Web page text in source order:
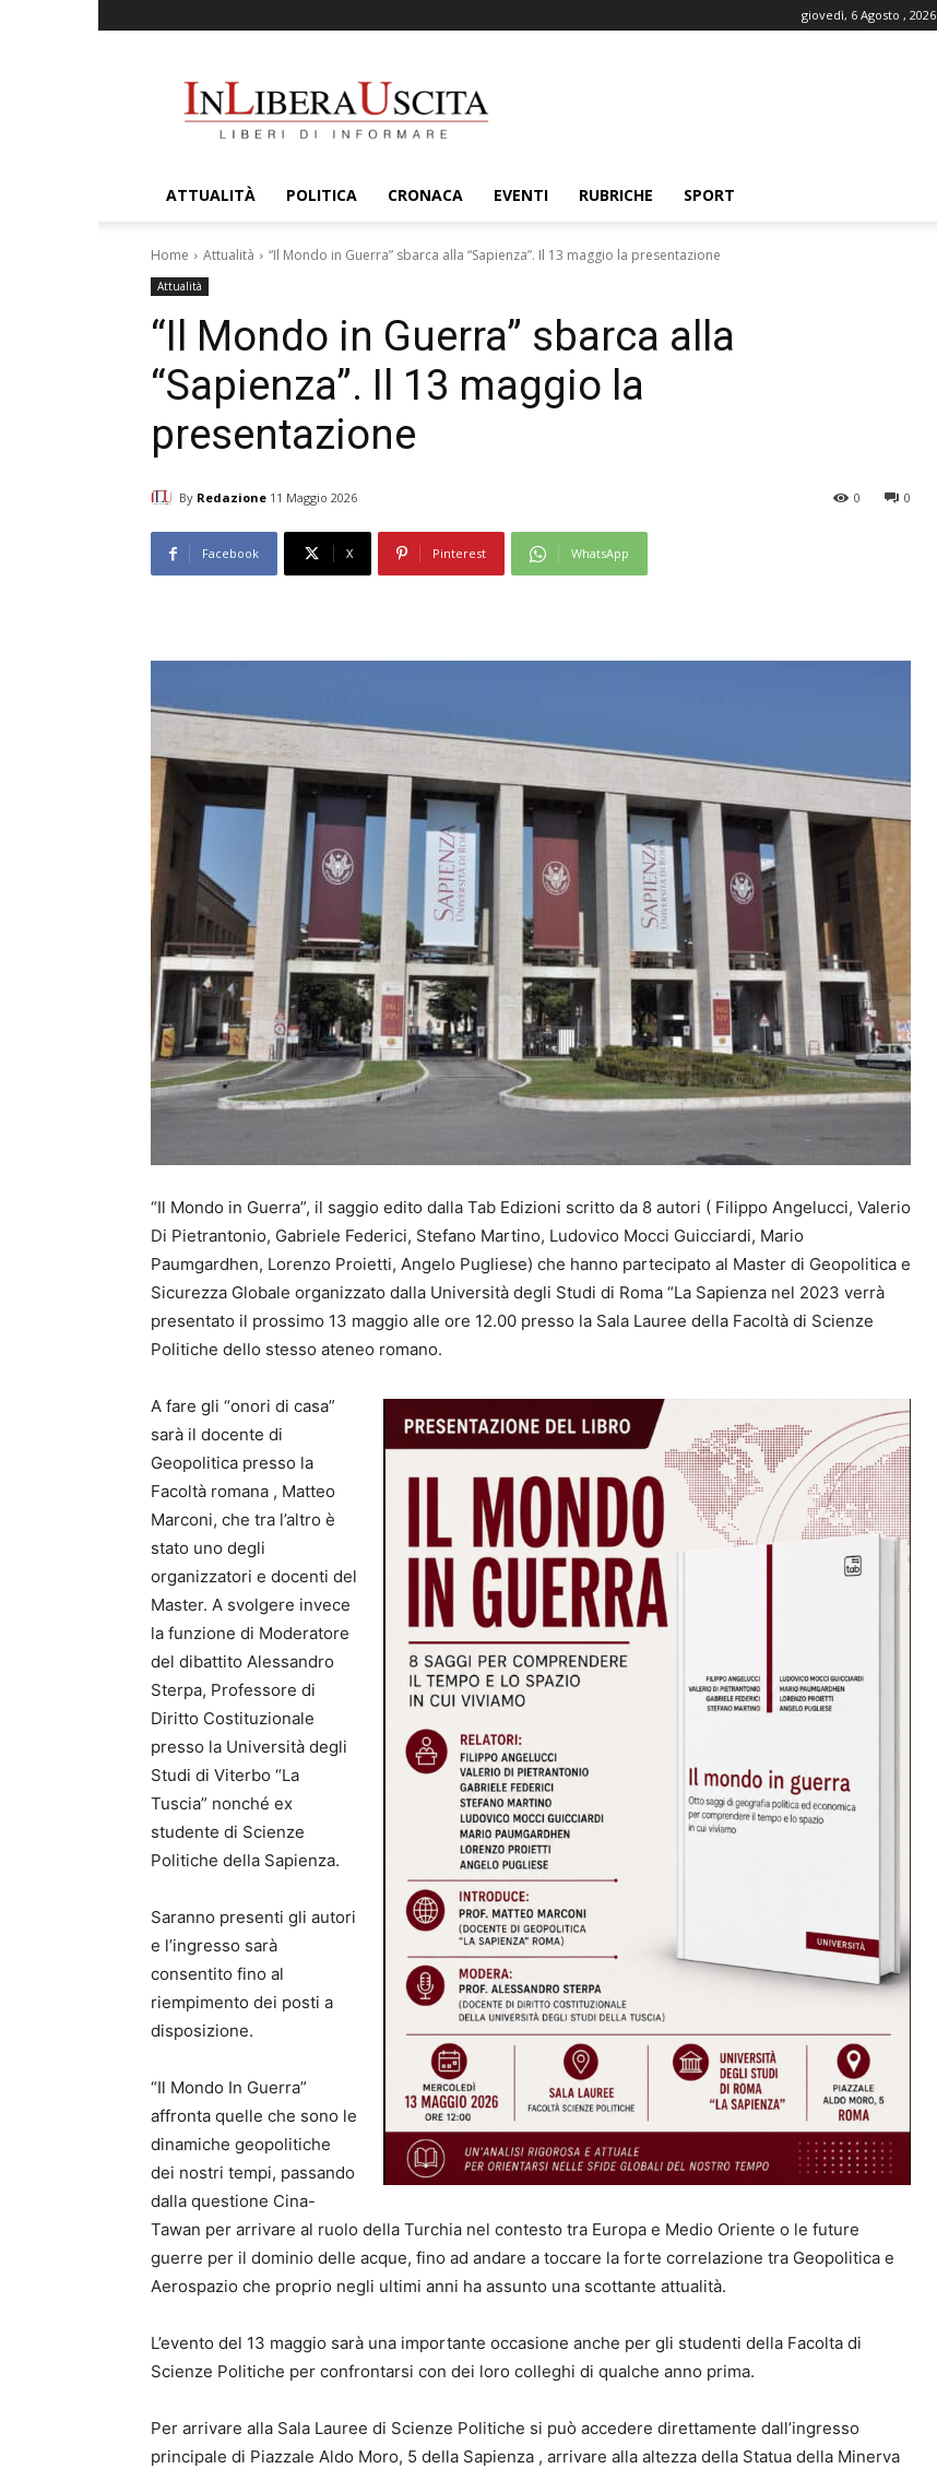
giovedì, 6 Agosto , 2026
ATTUALITÀ POLITICA CRONACA EVENTI RUBRICHE SPORT
Home Attualità “Il Mondo in Guerra” sbarca alla “Sapienza”. Il 13 maggio la presentazione
Attualità
“Il Mondo in Guerra” sbarca alla
“Sapienza”. Il 13 maggio la
presentazione
By Redazione 11 Maggio 2026 0
0
Facebook X Pinterest WhatsApp
“Il Mondo in Guerra”, il saggio edito dalla Tab Edizioni scritto da 8 autori ( Filippo Angelucci, Valerio
Di Pietrantonio, Gabriele Federici, Stefano Martino, Ludovico Mocci Guicciardi, Mario
Paumgardhen, Lorenzo Proietti, Angelo Pugliese) che hanno partecipato al Master di Geopolitica e
Sicurezza Globale organizzato dalla Università degli Studi di Roma “La Sapienza nel 2023 verrà
presentato il prossimo 13 maggio alle ore 12.00 presso la Sala Lauree della Facoltà di Scienze
Politiche dello stesso ateneo romano.
A fare gli “onori di casa”
sarà il docente di
Geopolitica presso la
Facoltà romana , Matteo
Marconi, che tra l’altro è
stato uno degli
organizzatori e docenti del
Master. A svolgere invece
la funzione di Moderatore
del dibattito Alessandro
Sterpa, Professore di
Diritto Costituzionale
presso la Università degli
Studi di Viterbo “La
Tuscia” nonché ex
studente di Scienze
Politiche della Sapienza.
Saranno presenti gli autori
e l’ingresso sarà
consentito fino al
riempimento dei posti a
disposizione.
“Il Mondo In Guerra”
affronta quelle che sono le
dinamiche geopolitiche
dei nostri tempi, passando
dalla questione Cina-
Tawan per arrivare al ruolo della Turchia nel contesto tra Europa e Medio Oriente o le future
guerre per il dominio delle acque, fino ad andare a toccare la forte correlazione tra Geopolitica e
Aerospazio che proprio negli ultimi anni ha assunto una scottante attualità.
L’evento del 13 maggio sarà una importante occasione anche per gli studenti della Facolta di
Scienze Politiche per confrontarsi con dei loro colleghi di qualche anno prima.
Per arrivare alla Sala Lauree di Scienze Politiche si può accedere direttamente dall’ingresso
principale di Piazzale Aldo Moro, 5 della Sapienza , arrivare alla altezza della Statua della Minerva